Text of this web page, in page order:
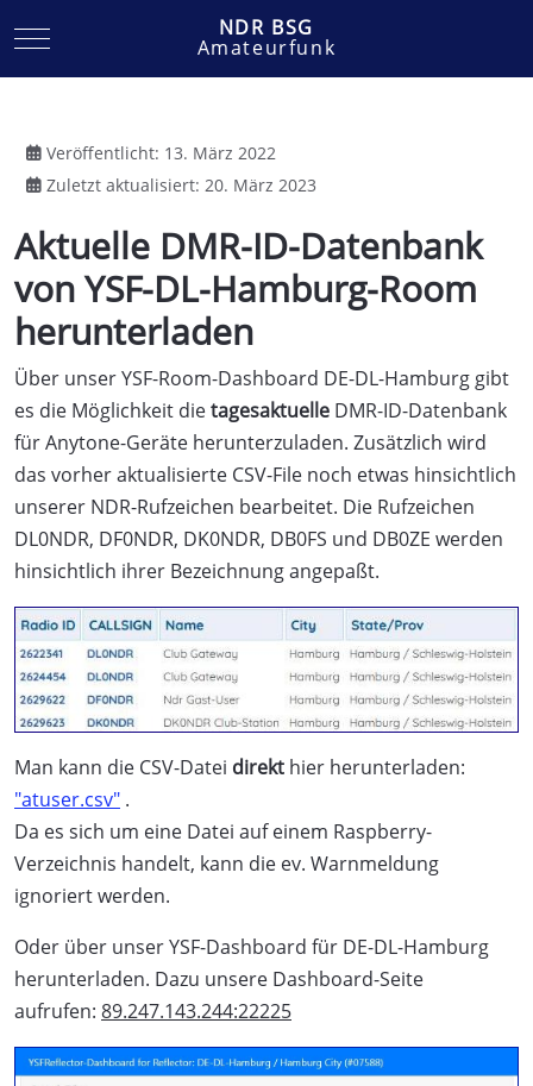
Mobile Menu Toggle NDR BSG
Amateurfunk
Veröffentlicht: 13. März 2022
Zuletzt aktualisiert: 20. März 2023
Aktuelle DMR-ID-Datenbank
von YSF-DL-Hamburg-Room
herunterladen
Über unser YSF-Room-Dashboard DE-DL-Hamburg gibt
es die Möglichkeit dietagesaktuelle DMR-ID-Datenbank
für Anytone-Geräte herunterzuladen. Zusätzlich wird
das vorher aktualisierte CSV-File noch etwas hinsichtlich
unserer NDR-Rufzeichen bearbeitet. Die Rufzeichen
DL0NDR, DF0NDR, DK0NDR, DB0FS und DB0ZE werden
hinsichtlich ihrer Bezeichnung angepaßt.
Man kann die CSV-Datei direkt hier herunterladen:
"atuser.csv" .
Da es sich um eine Datei auf einem Raspberry-
Verzeichnis handelt, kann die ev. Warnmeldung
ignoriert werden.
Oder über unser YSF-Dashboard für DE-DL-Hamburg
herunterladen. Dazu unsere Dashboard-Seite
aufrufen: 89.247.143.244:22225